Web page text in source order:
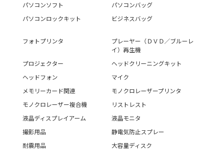
パソコンソフト
パソコンバッグ
パソコンロックキット
ビジネスバッグ
フォトプリンタ
プレーヤー（ＤＶＤ／ブルーレ
イ）再生機
プロジェクター
ヘッドクリーニングキット
ヘッドフォン
マイク
メモリーカード関連
モノクロレーザープリンタ
モノクロレーザー複合機
リストレスト
液晶ディスプレイアーム
液晶モニタ
撮影用品
静電気防止スプレー
耐震用品
大容量ディスク